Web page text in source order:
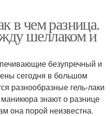
в чем разница.
шеллаком и
безупречный и
сегодня в большом
разнообразные гель-лаки
знают о разнице
она порой неизвестна.